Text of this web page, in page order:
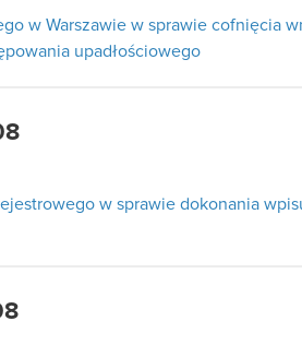
w Warszawie w sprawie cofnięcia
upadłościowego
w sprawie dokonania